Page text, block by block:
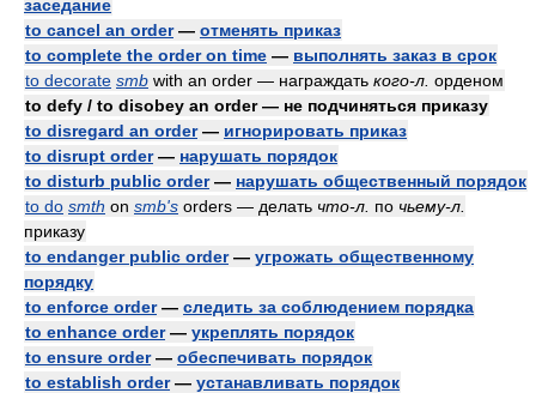
заседание
to cancel an order— отменять приказ
to complete the order on time — выполнять заказ в срок
to decorate smb with an order — награждать кого-л. орденом
to defy / to disobey an order — не подчиняться приказу
to disregard an order— игнорировать приказ
to disrupt order— нарушать порядок
to disturb public order— нарушать общественный порядок
to do smth on smb's orders — делать что-л. по чьему-л.
приказу
to endanger public order— угрожать общественному
порядку
to enforce order— следить за соблюдением порядка
to enhance order— укреплять порядок
to ensure order— обеспечивать порядок
to establish order— устанавливать порядок